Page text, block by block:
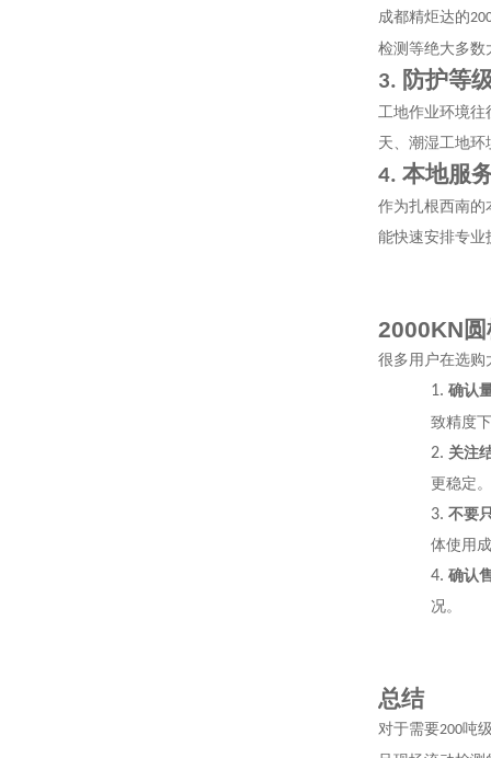
成都精炬达的
检测等绝大多数
3. 防护等
工地作业环境往
天、潮湿工地
4. 本地服
作为扎根西南的
能快速安排专业
2000KN
很多用户在选购
1. 确认
致精度
2. 关注
更稳定。
3. 不要
体使用
4. 确认
况。
总结
对于需要200吨